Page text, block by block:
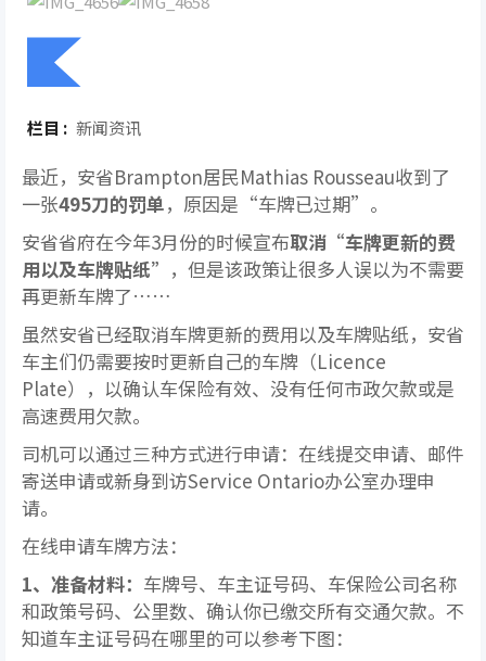
栏目 : 新闻资讯
最近，安省Brampton居民Mathias Rousseau收到了
一张495刀的罚单，原因是“车牌已过期”。
安省省府在今年3月份的时候宣布取消“车牌更新的费
用以及车牌贴纸” ，但是该政策让很多人误以为不需要
再更新车牌了……
虽然安省已经取消车牌更新的费用以及车牌贴纸，安省
车主们仍需要按时更新自己的车牌（Licence
Plate），以确认车保险有效、没有任何市政欠款或是
高速费用欠款。
司机可以通过三种方式进行申请：在线提交申请、邮件
寄送申请或新身到访Service Ontario办公室办理申
请。
在线申请车牌方法：
1、 准备材料： 车牌号、车主证号码、车保险公司名称
和政策号码、公里数、确认你已缴交所有交通欠款。不
知道车主证号码在哪里的可以参考下图：